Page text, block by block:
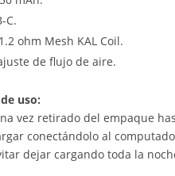
C.
ohm Mesh KAL Coil.
de flujo de aire.
uso:
vez retirado del empaque
conectándolo al
dejar cargando toda la